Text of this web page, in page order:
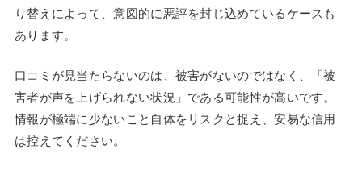
り替えによって、意図的に悪評を封じ込めているケースも
あります。
口コミが見当たらないのは、被害がないのではなく、「被
害者が声を上げられない状況」である可能性が高いです。
情報が極端に少ないこと自体をリスクと捉え、安易な信用
は控えてください。